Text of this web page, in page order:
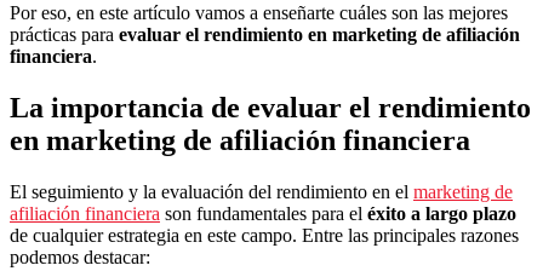
Por eso, en este artículo vamos a enseñarte cuáles son las mejores
prácticas para evaluar el rendimiento en marketing de afiliación
financiera.
La importancia de evaluar el rendimiento
en marketing de afiliación financiera
El seguimiento y la evaluación del rendimiento en el marketing de
afiliación financiera son fundamentales para el éxito a largo plazo
de cualquier estrategia en este campo. Entre las principales razones
podemos destacar: